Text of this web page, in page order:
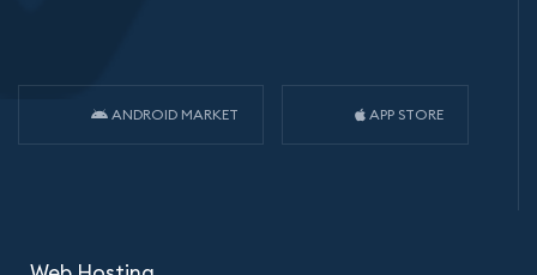
ANDROID MARKET APP STORE